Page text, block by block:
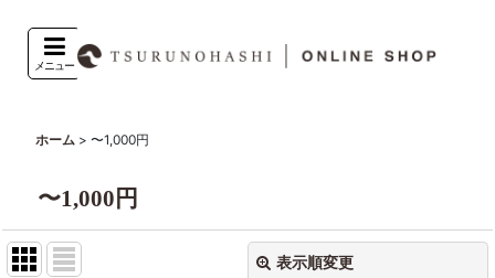
メニュー
ホーム > 〜1,000円
〜1,000円
表示順変更